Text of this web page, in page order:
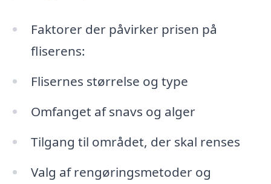
Faktorer der påvirker prisen på
fliserens:
Flisernes størrelse og type
Omfanget af snavs og alger
Tilgang til området, der skal renses
Valg af rengøringsmetoder og